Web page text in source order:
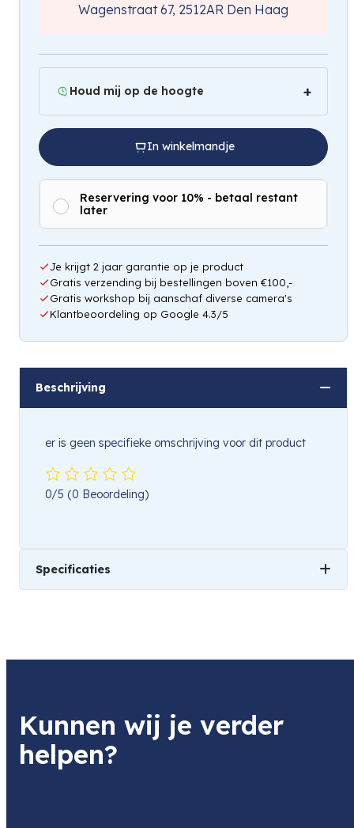
Wagenstraat 67, 2512AR Den Haag
Houd mij op de hoogte
Hou mij op de hoogte
In winkelmandje
Reservering voor 10% - betaal restant
later
Je krijgt 2 jaar garantie op je product
Gratis verzending bij bestellingen boven €100,-
Gratis workshop bij aanschaf diverse camera's
Klantbeoordeling op Google 4.3/5
Beschrijving
er is geen specifieke omschrijving voor dit product
0/5 (0 Beoordeling)
Specificaties
Kunnen wij je verder
helpen?